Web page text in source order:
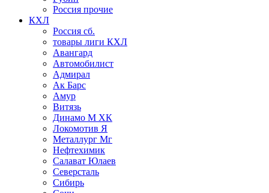
Россия прочие
КХЛ
Россия сб.
товары лиги КХЛ
Авангард
Автомобилист
Адмирал
Ак Барс
Амур
Витязь
Динамо М ХК
Локомотив Я
Металлург Мг
Нефтехимик
Салават Юлаев
Северсталь
Сибирь